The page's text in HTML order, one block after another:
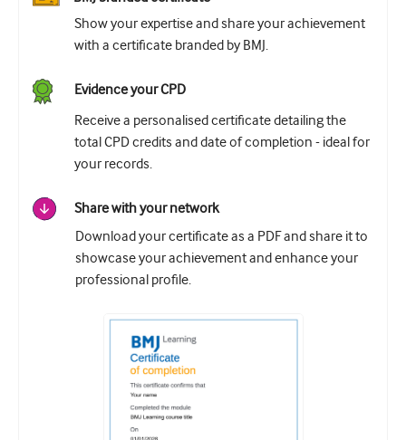
Show your expertise and share your achievement
with a certificate branded by BMJ.
Evidence your CPD
Receive a personalised certificate detailing the
total CPD credits and date of completion - ideal for
your records.
Share with your network
Download your certificate as a PDF and share it to
showcase your achievement and enhance your
professional profile.